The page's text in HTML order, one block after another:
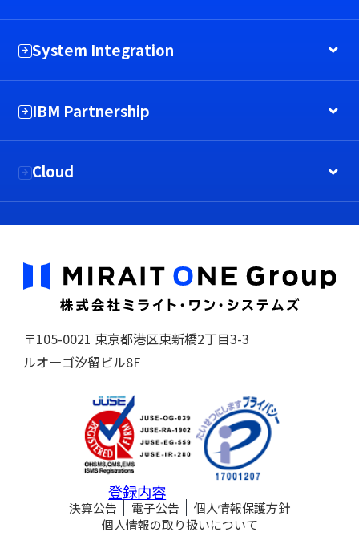
System Integration
IBM Partnership
Cloud
〒105-0021 東京都港区東新橋2丁目3-3
ルオーゴ汐留ビル8F
登録内容
決算公告 電子公告
個人情報保護方針
個人情報の取り扱いについて